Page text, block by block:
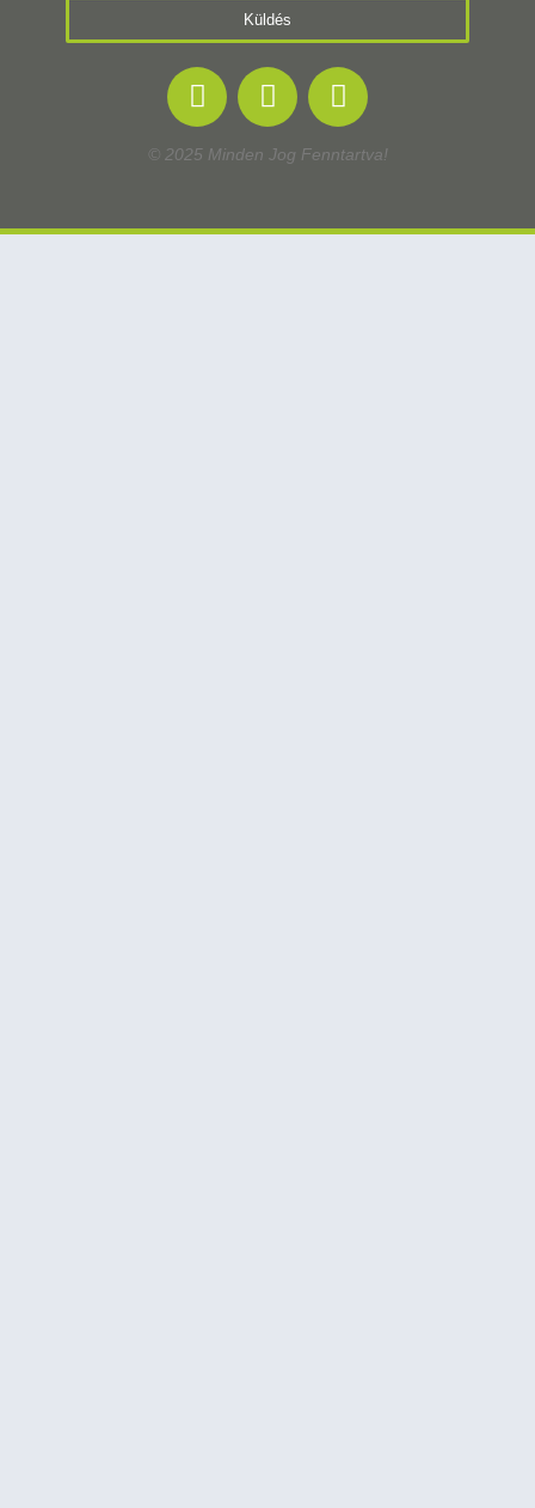
Küldés
© 2025 Minden Jog Fenntartva!